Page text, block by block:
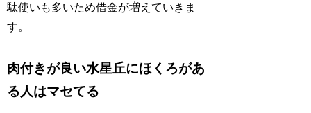
駄使いも多いため借金が増えていきま
す。
肉付きが良い水星丘にほくろがあ
る人はマセてる